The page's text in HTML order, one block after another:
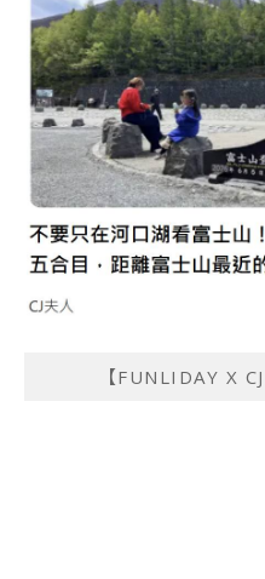
【FUNLIDAY X